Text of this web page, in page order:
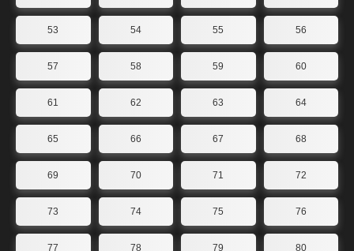
53 54 55 56
57 58 59 60
61 62 63 64
65 66 67 68
69 70 71 72
73 74 75 76
77 78 79 80